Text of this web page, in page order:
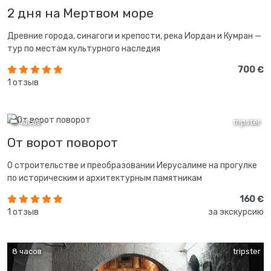
2 дня на Мертвом море
Древние города, синагоги и крепости, река Иордан и Кумран —
тур по местам культурного наследия
1 отзыв
700 €
tripster
5 часов
От ворот поворот
О строительстве и преобразовании Иерусалиме на прогулке
по историческим и архитектурным памятникам
1 отзыв
160 €
за экскурсию
tripster
8 часов